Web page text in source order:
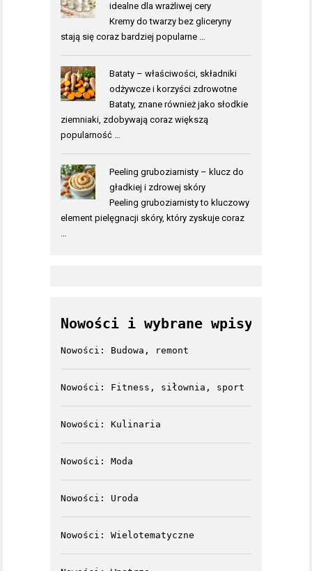
idealne dla wrażliwej cery
Kremy do twarzy bez gliceryny
stają się coraz bardziej popularne …
Bataty – właściwości, składniki
odżywcze i korzyści zdrowotne
Bataty, znane również jako słodkie
ziemniaki, zdobywają coraz większą
popularność …
Peeling gruboziarnisty – klucz do
gładkiej i zdrowej skóry
Peeling gruboziarnisty to kluczowy
element pielęgnacji skóry, który zyskuje coraz
…
Nowości i wybrane wpisy
Nowości: Budowa, remont
Nowości: Fitness, siłownia, sport
Nowości: Kulinaria
Nowości: Moda
Nowości: Uroda
Nowości: Wielotematyczne